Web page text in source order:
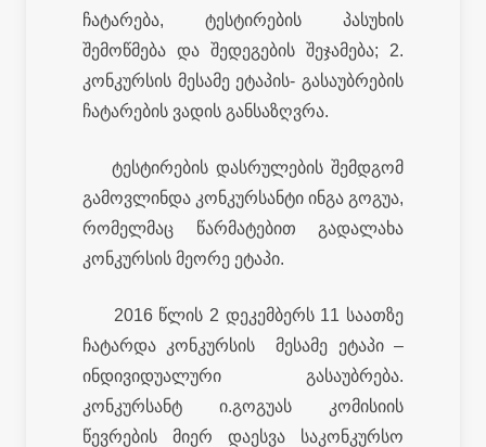
ჩატარება, ტესტირების პასუხის
შემოწმება და შედეგების შეჯამება; 2.
კონკურსის მესამე ეტაპის- გასაუბრების
ჩატარების ვადის განსაზღვრა.
ტესტირების დასრულების შემდგომ
გამოვლინდა კონკურსანტი ინგა გოგუა,
რომელმაც წარმატებით გადალახა
კონკურსის მეორე ეტაპი.
2016 წლის 2 დეკემბერს 11 საათზე
ჩატარდა კონკურსის მესამე ეტაპი –
ინდივიდუალური გასაუბრება.
კონკურსანტ ი.გოგუას კომისიის
წევრების მიერ დაესვა საკონკურსო